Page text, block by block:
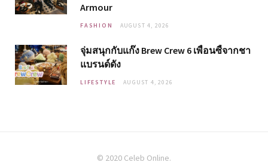
Armour
FASHION AUGUST 4, 2026
จุ่มสนุกกับแก๊ง Brew Crew 6 เพื่อนซี้จากชา
แบรนด์ดัง
LIFESTYLE AUGUST 4, 2026
© 2020 Celeb Online.